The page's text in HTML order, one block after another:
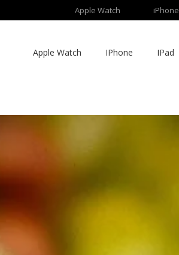
Apple Watch iPhone
Apple Watch IPhone IPad